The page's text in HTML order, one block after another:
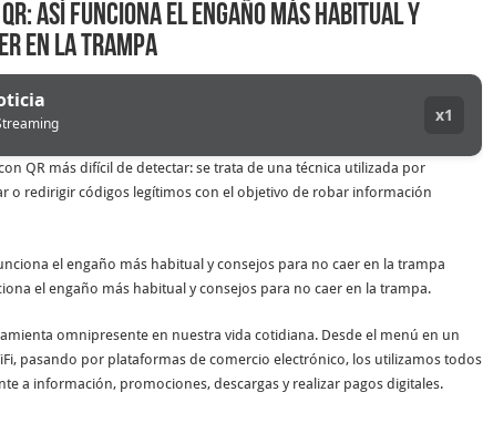
así funciona el engaño más habitual y
en la trampa
x1
QR más difícil de detectar: se trata de una técnica utilizada por
o redirigir códigos legítimos con el objetivo de robar información
el engaño más habitual y consejos para no caer en la trampa.
omnipresente en nuestra vida cotidiana. Desde el menú en un
pasando por plataformas de comercio electrónico, los utilizamos todos
a información, promociones, descargas y realizar pagos digitales.